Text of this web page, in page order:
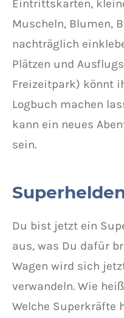
Eintrittskarten,
Muscheln, Blumen,
nachträglich
Plätzen und
Freizeitpark) könnt
Logbuch machen
kann ein neues
sein.
Du bist jetzt ein
aus, was Du dafür
Wagen wird sich
verwandeln. Wie
Welche Superkräfte